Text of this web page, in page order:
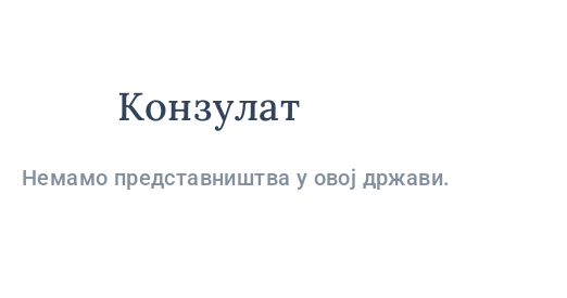
Конзулат
Немамо представништва у овој држави.